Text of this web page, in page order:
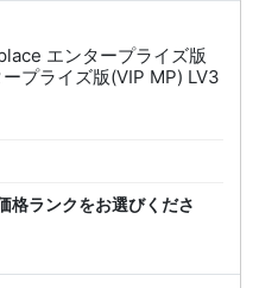
エンタープライズ版
プライズ版(VIP MP) LV3
格ランクをお選びくださ